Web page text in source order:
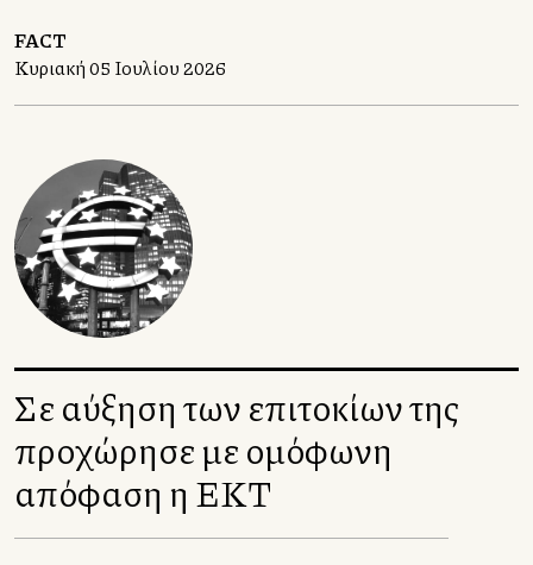
κατοικίες, σχεδιασμένες, βέβαια, από αρχιτέκτονες
για να μας αφηγηθεί την ιστορία των Ηνωμένων
Πολιτειών.
FACT
Κυριακή 05 Ιουλίου 2026
Σε αύξηση των επιτοκίων της
προχώρησε με ομόφωνη
απόφαση η ΕΚΤ